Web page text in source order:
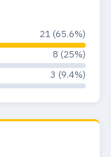
21 (65.6%)
8 (25%)
3 (9.4%)